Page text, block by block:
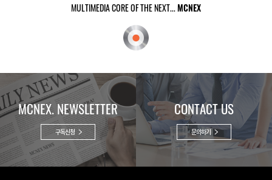
MULTIMEDIA CORE OF THE NEXT...MCNEX
MCNEX. NEWSLETTER
구독신청
CONTACT US
문의하기